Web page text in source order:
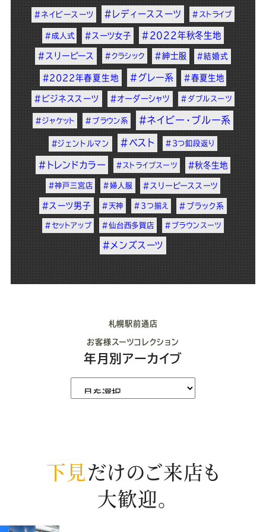
#ネイビースーツ #レディーススーツ #ストライプ
#成人式 #スーツ女子 #2022年秋冬生地
#スリーピース #クラシック #紳士服 #結婚式
#2022年春夏生地 #グレー系 #春夏生地
#ビジネススーツ #オーダーシャツ #ダブルスーツ
#ジャケット #ブラウン系 #ネイビー・ブルー系
#ジェントルマン #ベスト #3つ釦段返り
#トレンドカラー #ストライプスーツ #秋冬生地
#神戸三宮店 #婦人服 #スリーピーススーツ
#スーツ男子 #天神 #3つ揃え #ブラック系
#セットアップ #仙台西多賀店 #ブラウンスーツ
#メンズスーツ
札幌駅前通店
お客様スーツコレクション
年月別アーカイブ
下見だけのご来店も
大歓迎。